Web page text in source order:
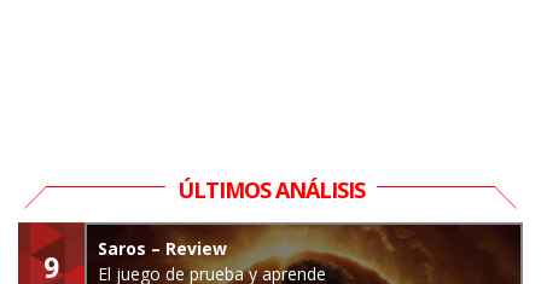
ÚLTIMOS ANÁLISIS
9
Saros – Review
El juego de prueba y aprende